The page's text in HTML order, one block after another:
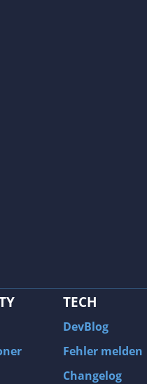
TECH
DevBlog
Fehler melden
Changelog